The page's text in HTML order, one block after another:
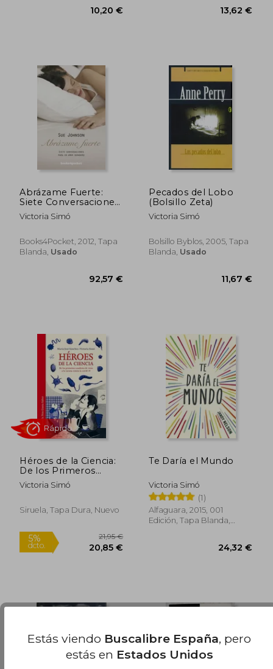
10,20 €
10,20 €
Abrázame Fuerte:
Siete Conversaciones
Para un Amor
Duradero
Y Salud)
Victoria Simó
Books4Pocket, 2012, Tapa
Blanda, Usado
Pecados del Lobo
(Bolsillo Zeta)
Victoria Simó
Bolsillo Byblos, 2005, Tapa
Blanda, Usado
Héroes de la Ciencia:
De los Primeros
Cazadores de Virus a
la Vacuna Contra la
Edades
Victoria Simó
Siruela, Tapa Dura, Nuevo
Te Daría el Mundo
Victoria Simó
(1)
Alfaguara, 2015, 001
Edición, Tapa Blanda,
Estás viendo Buscalibre España, pero
estás en Estados Unidos